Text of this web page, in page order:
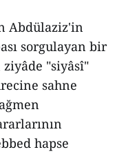
Abdülaziz'in
sorgulayan bir
"siyâsî"
sahne
hapse